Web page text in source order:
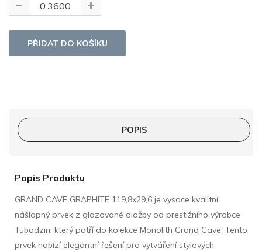
POPIS
Popis Produktu
GRAND CAVE GRAPHITE 119,8x29,6 je vysoce kvalitní
nášlapný prvek z glazované dlažby od prestižního výrobce
Tubadzin, který patří do kolekce Monolith Grand Cave. Tento
prvek nabízí elegantní řešení pro vytváření stylových